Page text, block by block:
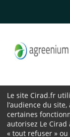
Le site Cirad.fr
l’audience du
certaines
autorisez Le Cirad
« tout refuser »